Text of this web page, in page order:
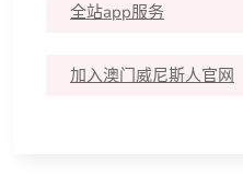
全站app服务
加入澳门威尼斯人官网